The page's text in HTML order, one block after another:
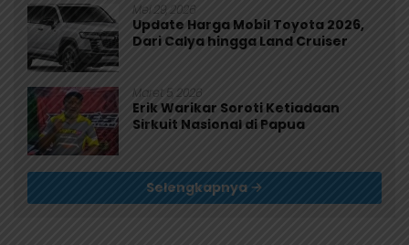
Mei 29, 2026
Update Harga Mobil Toyota 2026,
Dari Calya hingga Land Cruiser
Maret 5, 2026
Erik Warikar Soroti Ketiadaan
Sirkuit Nasional di Papua
Selengkapnya